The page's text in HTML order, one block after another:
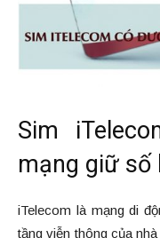
Sim
mạng giữ số
iTelecom là mạng di
tầng viễn thông của